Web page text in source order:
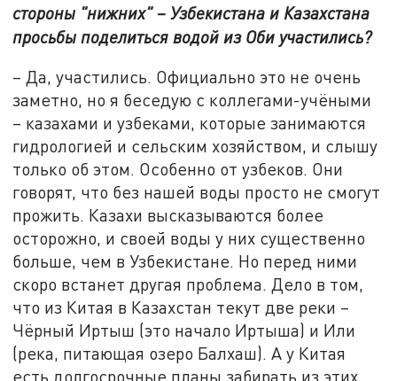
стороны "нижних" – Узбекистана и Казахстана
просьбы поделиться водой из Оби участились?
– Да, участились. Официально это не очень
заметно, но я беседую с коллегами-учёными
– казахами и узбеками, которые занимаются
гидрологией и сельским хозяйством, и слышу
только об этом. Особенно от узбеков. Они
говорят, что без нашей воды просто не смогут
прожить. Казахи высказываются более
осторожно, и своей воды у них существенно
больше, чем в Узбекистане. Но перед ними
скоро встанет другая проблема. Дело в том,
что из Китая в Казахстан текут две реки –
Чёрный Иртыш (это начало Иртыша) и Или
(река, питающая озеро Балхаш). А у Китая
есть долгосрочные планы забирать из этих